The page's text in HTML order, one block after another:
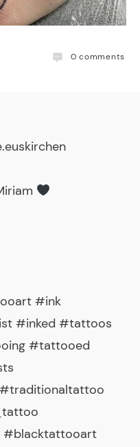
0 comments
#ink
#inked #tattoos
#tattooed